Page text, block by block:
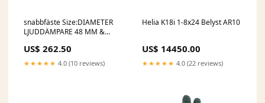
snabbfäste Size:DIAMETER
LJUDDÄMPARE 48 MM &
US$ 262.50
★★★★★ 4.0 (10 reviews)
Helia K18i 1-8x24 Belyst AR10
US$ 14450.00
★★★★★ 4.0 (22 reviews)